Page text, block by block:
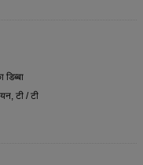
टी / टी